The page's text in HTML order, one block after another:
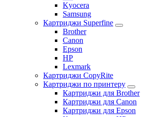
Kyocera
Samsung
Картриджи Superfine
Brother
Canon
Epson
HP
Lexmark
Картриджи CopyRite
Картриджи по принтеру
Картриджи для Brother
Картриджи для Canon
Картриджи для Epson